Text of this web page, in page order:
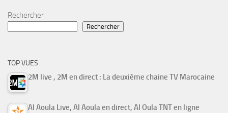
Rechercher
Rechercher
TOP VUES
2M live , 2M en direct : La deuxième chaine TV Marocaine
Al Aoula Live, Al Aoula en direct, Al Oula TNT en ligne